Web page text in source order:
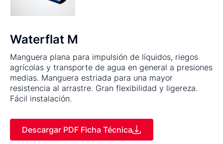
Waterflat M
Manguera plana para impulsión de líquidos, riegos
agrícolas y transporte de agua en general a presiones
medias. Manguera estriada para una mayor
resistencia al arrastre. Gran flexibilidad y ligereza.
Fácil instalación.
Descargar PDF Ficha Técnica